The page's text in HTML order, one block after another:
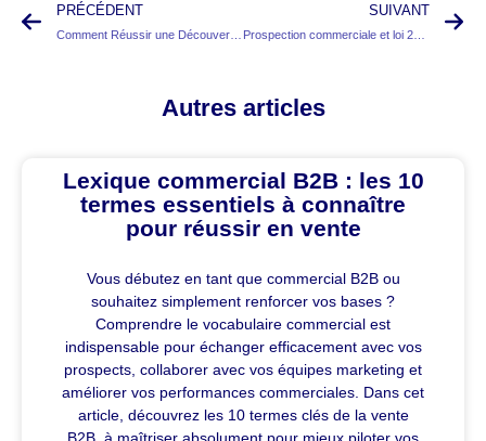
PRÉCÉDENT
Comment Réussir une Découverte en Vente : Stratégies Gagnantes
SUIVANT
Prospection commerciale et loi 2026 : menace ou opportunité pour les commerciaux B2B ?
Autres articles
Lexique commercial B2B : les 10
termes essentiels à connaître
pour réussir en vente
Vous débutez en tant que commercial B2B ou
souhaitez simplement renforcer vos bases ?
Comprendre le vocabulaire commercial est
indispensable pour échanger efficacement avec vos
prospects, collaborer avec vos équipes marketing et
améliorer vos performances commerciales. Dans cet
article, découvrez les 10 termes clés de la vente
B2B, à maîtriser absolument pour mieux piloter vos